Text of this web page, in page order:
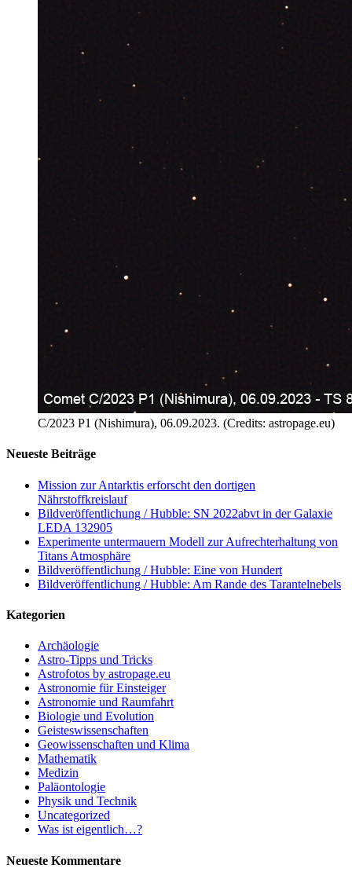
C/2023 P1 (Nishimura), 06.09.2023. (Credits: astropage.eu)
Neueste Beiträge
Mission zur Antarktis erforscht den dortigen
Nährstoffkreislauf
Bildveröffentlichung / Hubble: SN 2022abvt in der Galaxie
LEDA 132905
Experimente untermauern Modell zur Aufrechterhaltung von
Titans Atmosphäre
Bildveröffentlichung / Hubble: Eine von Hundert
Bildveröffentlichung / Hubble: Am Rande des Tarantelnebels
Kategorien
Archäologie
Astro-Tipps und Tricks
Astrofotos by astropage.eu
Astronomie für Einsteiger
Astronomie und Raumfahrt
Biologie und Evolution
Geisteswissenschaften
Geowissenschaften und Klima
Mathematik
Medizin
Paläontologie
Physik und Technik
Uncategorized
Was ist eigentlich…?
Neueste Kommentare